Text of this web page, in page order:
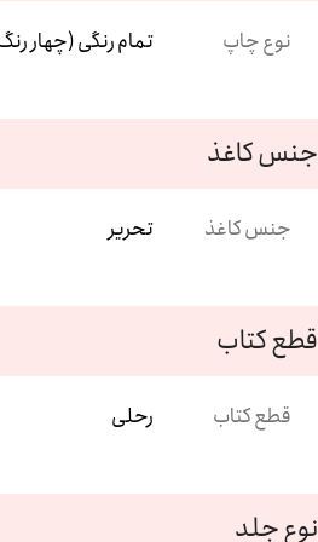
نوع چاپ تمام رنگی (چهار
جنس کاغذ
جنس کاغذ تحریر
قطع کتاب
قطع کتاب رحلی
نوع جلد